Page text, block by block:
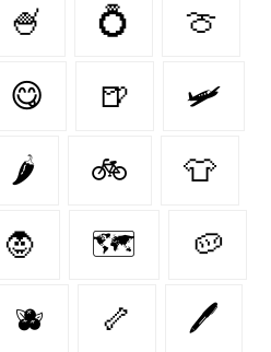
🍧 💍 🍈
😋 🍺 🛩
🌶️ 🚲 👕
🧛 🗺 🥔
🫐 🦴 🖊